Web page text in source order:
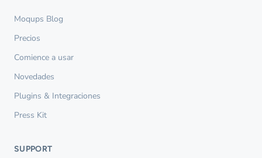
Moqups Blog
Precios
Comience a usar
Novedades
Plugins & Integraciones
Press Kit
SUPPORT